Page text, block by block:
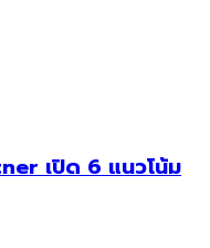
เปิด 6 แนวโน้ม